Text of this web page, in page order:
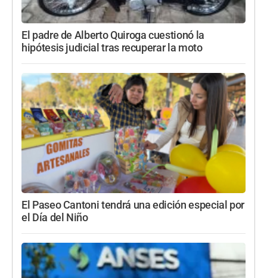
El padre de Alberto Quiroga cuestionó la
hipótesis judicial tras recuperar la moto
El Paseo Cantoni tendrá una edición especial por
el Día del Niño